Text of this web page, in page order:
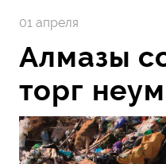
01 апреля
Алмазы
торг